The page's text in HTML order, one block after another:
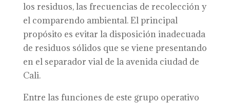
los residuos, las frecuencias de recolección y
el comparendo ambiental. El principal
propósito es evitar la disposición inadecuada
de residuos sólidos que se viene presentando
en el separador vial de la avenida ciudad de
Cali.
Entre las funciones de este grupo operativo